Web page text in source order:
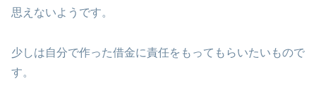
思えないようです。
少しは自分で作った借金に責任をもってもらいたいもので
す。